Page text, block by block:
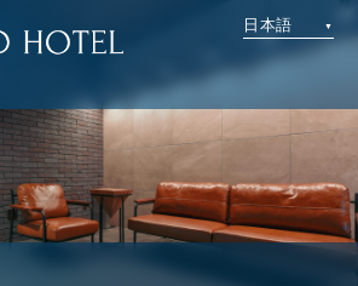
日本語